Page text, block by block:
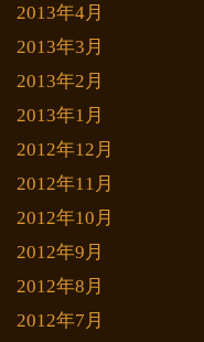
2013年4月
2013年3月
2013年2月
2013年1月
2012年12月
2012年11月
2012年10月
2012年9月
2012年8月
2012年7月